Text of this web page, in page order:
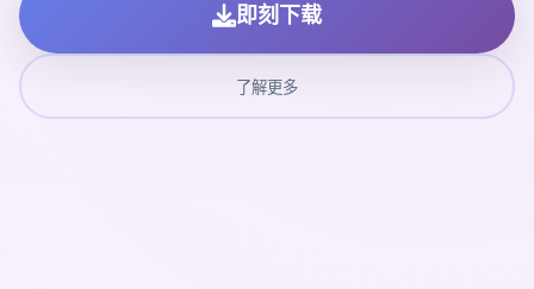
即刻下载
了解更多